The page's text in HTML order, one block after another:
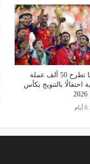
إسبانيا تطرح 50 ألف عملة
احتفالًا بالتتويج بكأس